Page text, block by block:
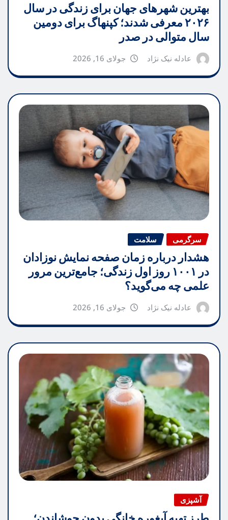
بهترین شهرهای جهان برای زندگی در سال
۲۰۲۶ معرفی شدند؛ کپنهاگ برای دومین
سال متوالی در صدر
عادله نیک نژاد جولای 16, 2026
سرگرمی سلامت
هشدار درباره زمان صفحه نمایش نوزادان
در ۱۰۰۱ روز اول زندگی؛ جامع‌ترین مرور
علمی چه می‌گوید؟
عادله نیک نژاد جولای 16, 2026
آشپزی